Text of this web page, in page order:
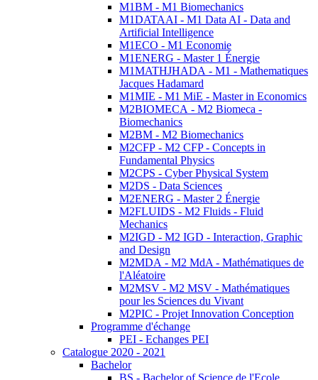
M1BM - M1 Biomechanics
M1DATAAI - M1 Data AI - Data and
Artificial Intelligence
M1ECO - M1 Economie
M1ENERG - Master 1 Énergie
M1MATHJHADA - M1 - Mathematiques
Jacques Hadamard
M1MIE - M1 MiE - Master in Economics
M2BIOMECA - M2 Biomeca -
Biomechanics
M2BM - M2 Biomechanics
M2CFP - M2 CFP - Concepts in
Fundamental Physics
M2CPS - Cyber Physical System
M2DS - Data Sciences
M2ENERG - Master 2 Énergie
M2FLUIDS - M2 Fluids - Fluid
Mechanics
M2IGD - M2 IGD - Interaction, Graphic
and Design
M2MDA - M2 MdA - Mathématiques de
l'Aléatoire
M2MSV - M2 MSV - Mathématiques
pour les Sciences du Vivant
M2PIC - Projet Innovation Conception
Programme d'échange
PEI - Echanges PEI
Catalogue 2020 - 2021
Bachelor
BS - Bachelor of Science de l'Ecole